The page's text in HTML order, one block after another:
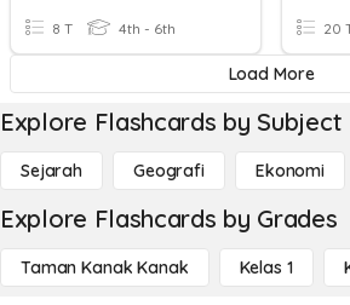
8 T 4th - 6th 20
Load More
Explore Flashcards by Subject
Sejarah Geografi Ekonomi
Explore Flashcards by Grades
Taman Kanak Kanak Kelas 1